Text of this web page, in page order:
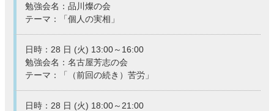
勉強会名：品川燦の会
テーマ：「個人の実相」
日時：28 日 (火) 13:00～16:00
勉強会名：名古屋芳志の会
テーマ：「（前回の続き）苦労」
日時：28 日 (火) 18:00～21:00